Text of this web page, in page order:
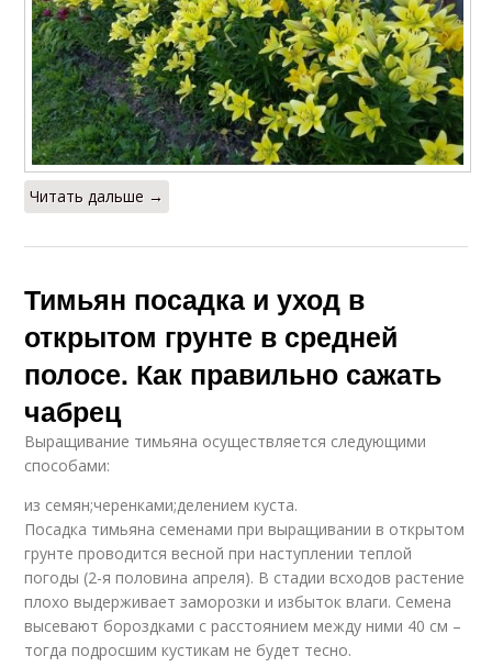
Читать дальше →
Тимьян посадка и уход в
открытом грунте в средней
полосе. Как правильно сажать
чабрец
Выращивание тимьяна осуществляется следующими
способами:
из семян;черенками;делением куста.
Посадка тимьяна семенами при выращивании в открытом
грунте проводится весной при наступлении теплой
погоды (2-я половина апреля). В стадии всходов растение
плохо выдерживает заморозки и избыток влаги. Семена
высевают бороздками с расстоянием между ними 40 см –
тогда подросшим кустикам не будет тесно.